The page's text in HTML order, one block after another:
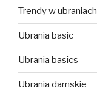
Trendy w ubraniach
Ubrania basic
Ubrania basics
Ubrania damskie